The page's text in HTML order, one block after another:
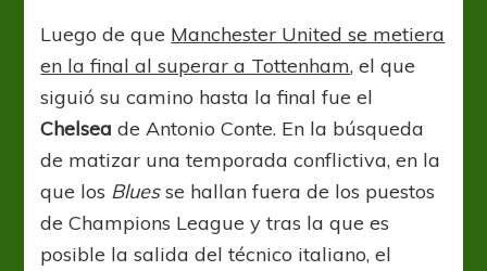
Luego de que Manchester United se metiera
en la final al superar a Tottenham, el que
siguió su camino hasta la final fue el
Chelsea de Antonio Conte. En la búsqueda
de matizar una temporada conflictiva, en la
que los Bluesse hallan fuera de los puestos
de Champions League y tras la que es
posible la salida del técnico italiano, el